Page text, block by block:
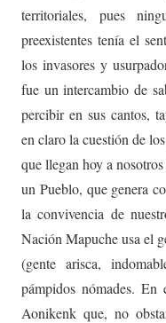
territoriales, pues
preexistentes tenía el
los invasores y
fue un intercambio de
percibir en sus cantos,
en claro la cuestión de
que llegan hoy a
un Pueblo, que genera
la convivencia de
Nación Mapuche usa el
(gente arisca,
pámpidos nómades. En
Aonikenk que, no